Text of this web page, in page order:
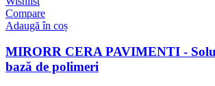
Compare
Adaugă în coș
MIRORR CERA PAVIMENTI -
bază de polimeri